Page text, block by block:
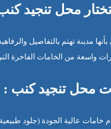
تختار محل تنجيد
مدينة تهتم بالتفاصيل
واسعة من الخامات الفاخرة
محل تنجيد كنب :
خامات عالية الجودة (جلود